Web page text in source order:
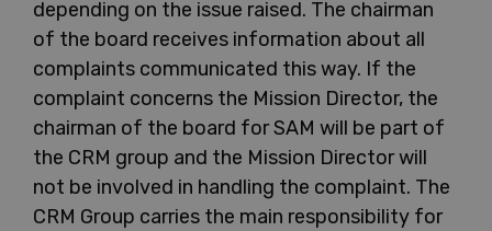
depending on the issue raised. The chairman
of the board receives information about all
complaints communicated this way. If the
complaint concerns the Mission Director, the
chairman of the board for SAM will be part of
the CRM group and the Mission Director will
not be involved in handling the complaint. The
CRM Group carries the main responsibility for